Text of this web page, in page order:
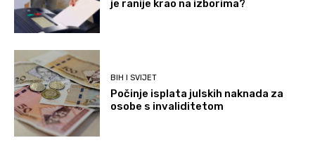
je ranije krao na izborima?
BIH I SVIJET
Počinje isplata julskih naknada za
osobe s invaliditetom